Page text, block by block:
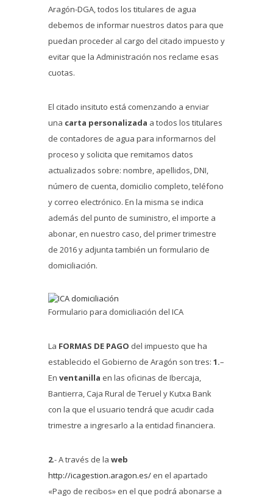
Aragón-DGA, todos los titulares de agua
debemos de informar nuestros datos para que
puedan proceder al cargo del citado impuesto y
evitar que la Administración nos reclame esas
cuotas.
El citado insituto está comenzando a enviar
una carta personalizada a todos los titulares
de contadores de agua para informarnos del
proceso y solicita que remitamos datos
actualizados sobre: nombre, apellidos, DNI,
número de cuenta, domicilio completo, teléfono
y correo electrónico. En la misma se indica
además del punto de suministro, el importe a
abonar, en nuestro caso, del primer trimestre
de 2016 y adjunta también un formulario de
domiciliación.
Formulario para domiciliación del ICA
La FORMAS DE PAGO del impuesto que ha
establecido el Gobierno de Aragón son tres: 1.–
En ventanilla en las oficinas de Ibercaja,
Bantierra, Caja Rural de Teruel y Kutxa Bank
con la que el usuario tendrá que acudir cada
trimestre a ingresarlo a la entidad financiera.
2.- A través de la web
http://icagestion.aragon.es/ en el apartado
«Pago de recibos» en el que podrá abonarse a